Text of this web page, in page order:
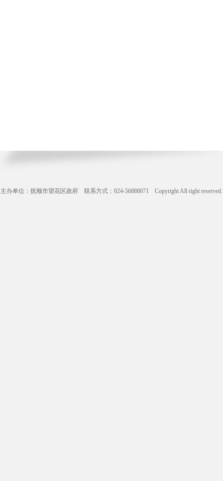
主办单位：抚顺市望花区政府 联系方式：024-56888071 Copyright All right